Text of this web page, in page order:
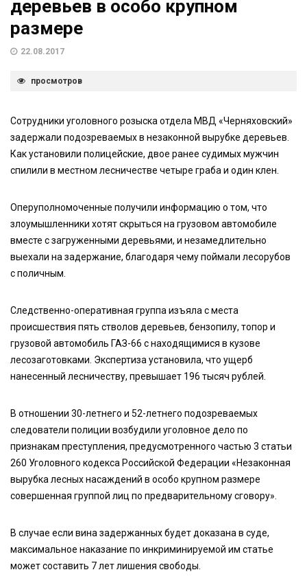
деревьев в особо крупном
размере
22.08.2017
просмотров
Сотрудники уголовного розыска отдела МВД «Черняховский»
задержали подозреваемых в незаконной вырубке деревьев.
Как установили полицейские, двое ранее судимых мужчин
спилили в местном лесничестве четыре граба и один клен.
Оперуполномоченные получили информацию о том, что
злоумышленники хотят скрыться на грузовом автомобиле
вместе с загруженными деревьями, и незамедлительно
выехали на задержание, благодаря чему поймали лесорубов
с поличным.
Следственно-оперативная группа изъяла с места
происшествия пять стволов деревьев, бензопилу, топор и
грузовой автомобиль ГАЗ-66 с находящимися в кузове
лесозаготовками. Экспертиза установила, что ущерб
нанесенный лесничеству, превышает 196 тысяч рублей.
В отношении 30-летнего и 52-летнего подозреваемых
следователи полиции возбудили уголовное дело по
признакам преступления, предусмотренного частью 3 статьи
260 Уголовного кодекса Российской Федерации «Незаконная
вырубка лесных насаждений в особо крупном размере
совершенная группой лиц по предварительному сговору».
В случае если вина задержанных будет доказана в суде,
максимальное наказание по инкриминируемой им статье
может составить 7 лет лишения свободы.